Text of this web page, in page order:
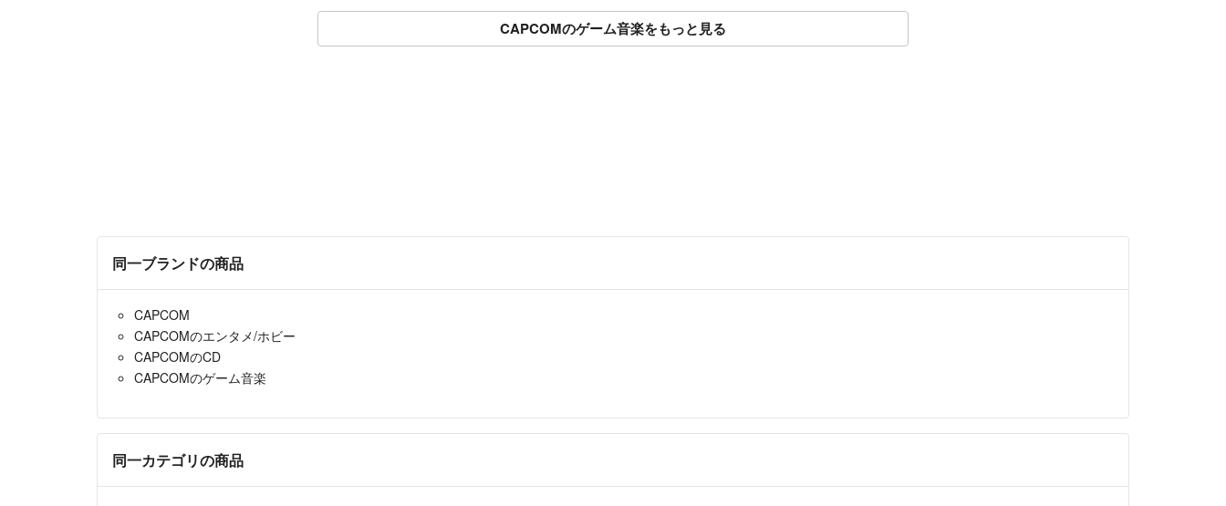
CAPCOMのゲーム音楽をもっと見る
同一ブランドの商品
CAPCOM
CAPCOMのエンタメ/ホビー
CAPCOMのCD
CAPCOMのゲーム音楽
同一カテゴリの商品